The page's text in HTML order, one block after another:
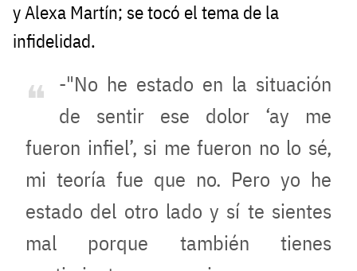
y Alexa Martín; se tocó el tema de la
infidelidad.
-"No he estado en la situación
de sentir ese dolor ‘ay me
fueron infiel’, si me fueron no lo sé,
mi teoría fue que no. Pero yo he
estado del otro lado y sí te sientes
mal porque también tienes